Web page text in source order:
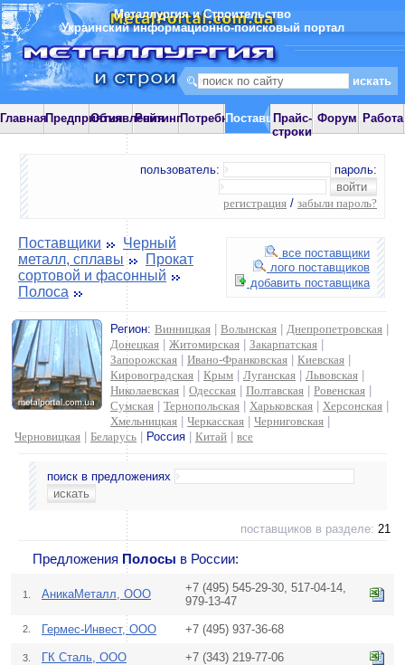
Металлургия и Строительство
Украинский информационно-поисковый портал
ГлавнаяПредприятияОбъявления
РейтингПотребностиПоставщики
Прайс-
строки
Форум Работа
пользователь: пароль:
регистрация / забыли пароль?
все поставщики
лого поставщиков
добавить поставщика
Поставщики
Черный
металл, сплавы
Прокат
сортовой и фасонный
Полоса
Регион: Винницкая Волынская Днепропетровская
Донецкая
Житомирская Закарпатская
Запорожская
Ивано-Франковская Киевская
Кировоградская
Крым Луганская Львовская
Николаевская
Одесская Полтавская Ровенская
Сумская
Тернопольская Харьковская Херсонская
Хмельницкая
Черкасская Черниговская
Черновицкая
Беларусь Россия Китай все
поиск в предложениях
поставщиков в разделе: 21
Предложения Полосы в России:
1. АникаМеталл, ООО
+7 (495) 545-29-30, 517-04-14,
979-13-47
2. Гермес-Инвест, ООО +7 (495) 937-36-68
3. ГК Сталь, ООО +7 (343) 219-77-06